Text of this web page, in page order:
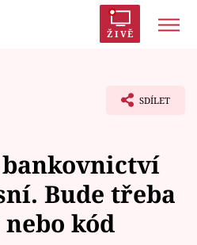
ŽIVĚ
SDÍLET
Bude třeba
kód